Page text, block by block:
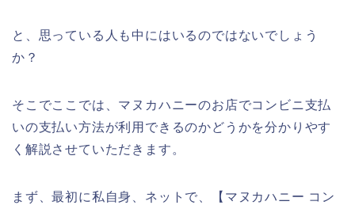
と、思っている人も中にはいるのではないでしょう
か？
そこでここでは、マヌカハニーのお店でコンビニ支払
いの支払い方法が利用できるのかどうかを分かりやす
く解説させていただきます。
まず、最初に私自身、ネットで、【マヌカハニー コン